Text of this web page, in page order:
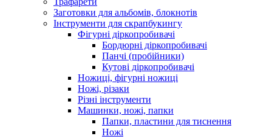
Заготовки для альбомів, блокнотів
Інструменти для скрапбукингу
Фігурні діркопробивачі
Бордюрні діркопробивачі
Панчі (пробійники)
Кутові діркопробивачі
Ножиці, фігурні ножиці
Ножі, різаки
Різні інструменти
Машинки, ножі, папки
Папки, пластини для тиснення
Ножі